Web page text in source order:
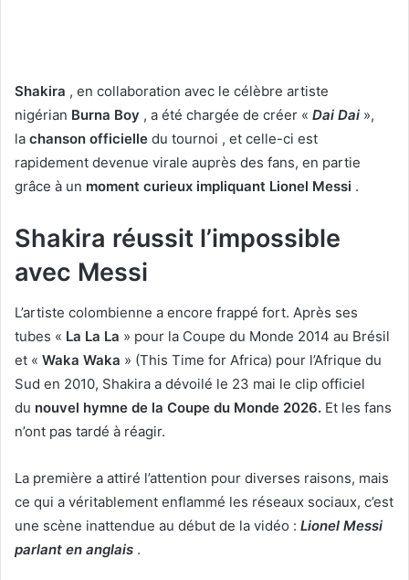
Shakira , en collaboration avec le célèbre artiste
nigérian Burna Boy , a été chargée de créer « Dai Dai »,
la chanson officielle du tournoi , et celle-ci est
rapidement devenue virale auprès des fans, en partie
grâce à un moment curieux impliquant Lionel Messi .
Shakira réussit l’impossible
avec Messi
L’artiste colombienne a encore frappé fort. Après ses
tubes « La La La » pour la Coupe du Monde 2014 au Brésil
et « Waka Waka » (This Time for Africa) pour l’Afrique du
Sud en 2010, Shakira a dévoilé le 23 mai le clip officiel
du nouvel hymne de la Coupe du Monde 2026. Et les fans
n’ont pas tardé à réagir.
La première a attiré l’attention pour diverses raisons, mais
ce qui a véritablement enflammé les réseaux sociaux, c’est
une scène inattendue au début de la vidéo : Lionel Messi
parlant en anglais .